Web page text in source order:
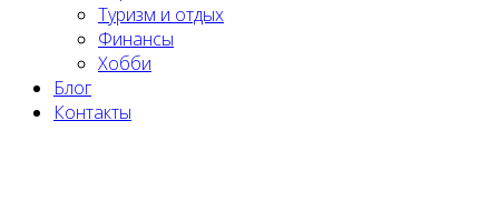
Туризм и отдых
Финансы
Хобби
Блог
Контакты